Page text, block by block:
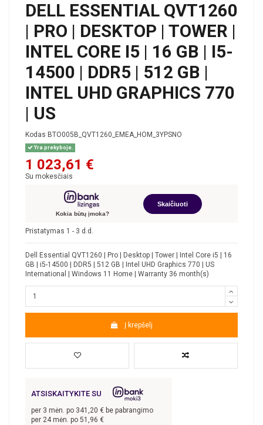
DELL ESSENTIAL QVT1260
| PRO | DESKTOP | TOWER |
INTEL CORE I5 | 16 GB | I5-
14500 | DDR5 | 512 GB |
INTEL UHD GRAPHICS 770
| US
Kodas BTO005B_QVT1260_EMEA_HOM_3YPSNO
Yra prekyboje.
1 023,61 €
Su mokesčiais
Kokia būtų įmoka?
Skaičiuoti
Pristatymas 1 - 3 d.d.
Dell Essential QVT1260 | Pro | Desktop | Tower | Intel Core i5 | 16
GB | i5-14500 | DDR5 | 512 GB | Intel UHD Graphics 770 | US
International | Windows 11 Home | Warranty 36 month(s)
Į krepšelį
ATSISKAITYKITE SU
per 3 mėn. po 341,20 € be pabrangimo
per 24 mėn. po 51,96 €